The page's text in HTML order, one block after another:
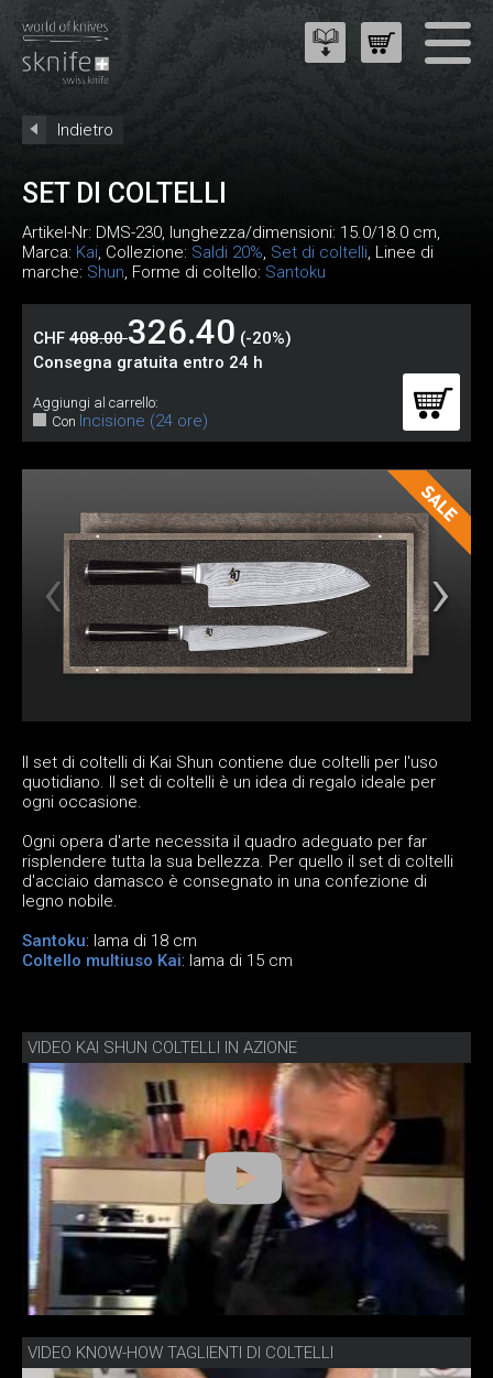
Indietro
SET DI COLTELLI
Artikel-Nr: DMS-230, lunghezza/dimensioni: 15.0/18.0 cm,
Marca: Kai, Collezione: Saldi 20%, Set di coltelli, Linee di
marche: Shun, Forme di coltello: Santoku
CHF 408.00326.40 (-20%)
Consegna gratuita entro 24 h
Aggiungi al carrello:
Con Incisione (24 ore)
Il set di coltelli di Kai Shun contiene due coltelli per l'uso
quotidiano. Il set di coltelli è un idea di regalo ideale per
ogni occasione.
Ogni opera d'arte necessita il quadro adeguato per far
risplendere tutta la sua bellezza. Per quello il set di coltelli
d'acciaio damasco è consegnato in una confezione di
legno nobile.
Santoku: lama di 18 cm
Coltello multiuso Kai: lama di 15 cm
VIDEO KAI SHUN COLTELLI IN AZIONE
VIDEO KNOW-HOW TAGLIENTI DI COLTELLI